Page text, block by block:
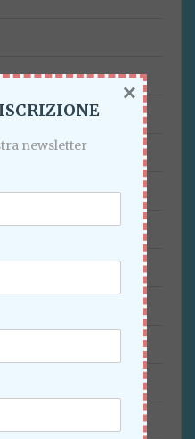
newsletter
×